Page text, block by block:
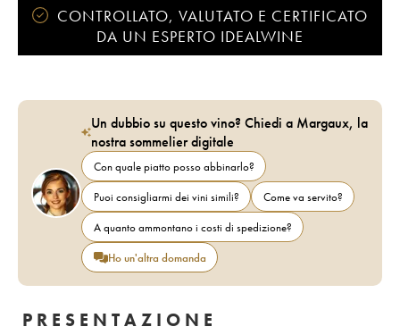
CONTROLLATO, VALUTATO E CERTIFICATO
DA UN ESPERTO IDEALWINE
Un dubbio su questo vino? Chiedi a Margaux, la
nostra sommelier digitale
Con quale piatto posso abbinarlo?
Puoi consigliarmi dei vini simili?
Come va servito?
A quanto ammontano i costi di spedizione?
Ho un'altra domanda
PRESENTAZIONE